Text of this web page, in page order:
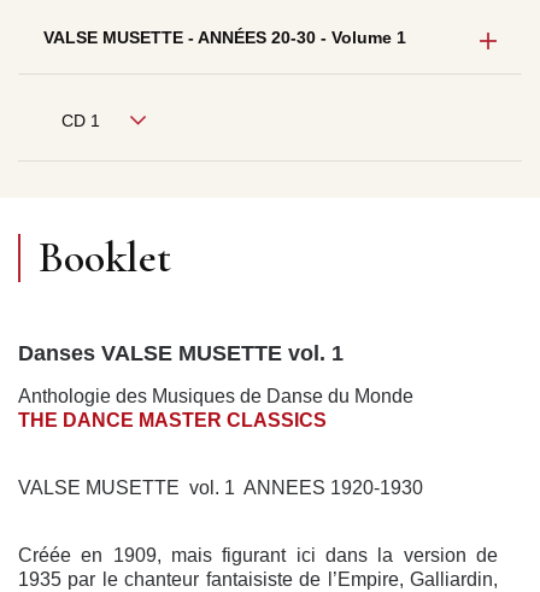
VALSE MUSETTE - ANNÉES 20-30 - Volume 1
CD 1
Booklet
Danses VALSE MUSETTE vol. 1
Anthologie des Musiques de Danse du Monde
THE DANCE MASTER CLASSICS
VALSE MUSETTE vol. 1 ANNEES 1920-1930
Créée en 1909, mais figurant ici dans la version de
1935 par le chanteur fantaisiste de l’Empire, Galliardin,